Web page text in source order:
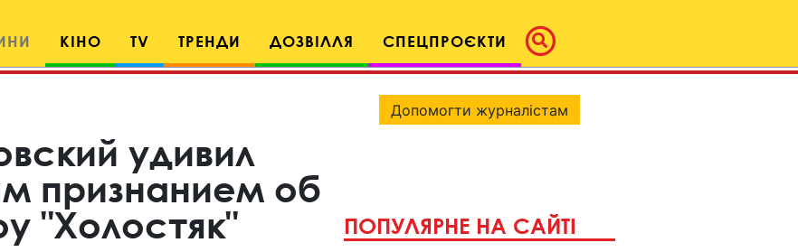
КІНО TV ТРЕНДИ ДОЗВІЛЛЯ СПЕЦПРОЄКТИ
удивил
признанием об
"Холостяк"
Допомогти журналістам
ПОПУЛЯРНЕ НА САЙТІ